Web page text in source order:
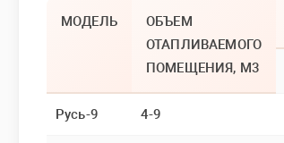
МОДЕЛЬ
ОБЪЕМ
ОТАПЛИВАЕМОГО
ПОМЕЩЕНИЯ, М3
Русь-9 4-9